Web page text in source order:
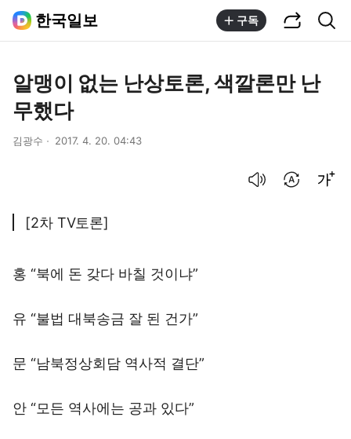
한국일보 구독
알맹이 없는 난상토론, 색깔론만 난
무했다
김광수 2017. 4. 20. 04:43
[2차 TV토론]
홍 “북에 돈 갖다 바칠 것이냐”
유 “불법 대북송금 잘 된 건가”
문 “남북정상회담 역사적 결단”
안 “모든 역사에는 공과 있다”